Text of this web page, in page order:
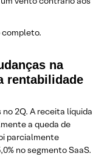
completo.
na
rentabilidade
2Q. A receita líquida
a queda de
parcialmente
no segmento SaaS.